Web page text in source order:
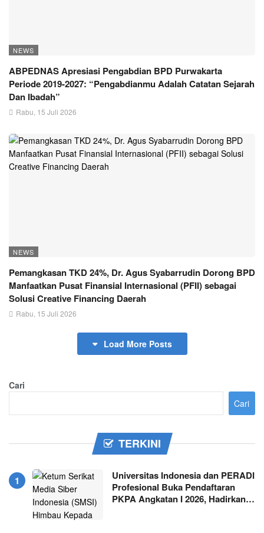
NEWS
ABPEDNAS Apresiasi Pengabdian BPD Purwakarta
Periode 2019-2027: “Pengabdianmu Adalah Catatan Sejarah
Dan Ibadah”
Rabu, 15 Juli 2026
NEWS
Pemangkasan TKD 24%, Dr. Agus Syabarrudin Dorong BPD
Manfaatkan Pusat Finansial Internasional (PFII) sebagai
Solusi Creative Financing Daerah
Rabu, 15 Juli 2026
Load More Posts
Cari
Cari
TERKINI
Universitas Indonesia dan PERADI
Profesional Buka Pendaftaran
PKPA Angkatan I 2026, Hadirkan…